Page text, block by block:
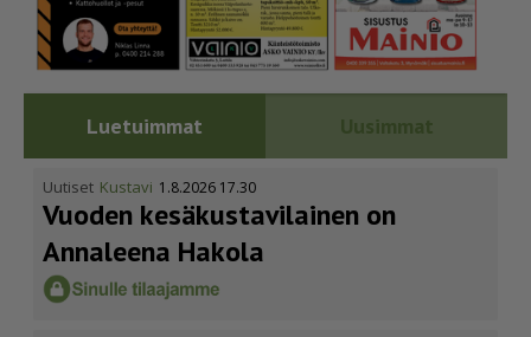
Luetuimmat Uusimmat
Uutiset Kustavi 1.8.2026 17.30
Vuoden kesäkus­ta­vi­lainen on
Annaleena Hakola